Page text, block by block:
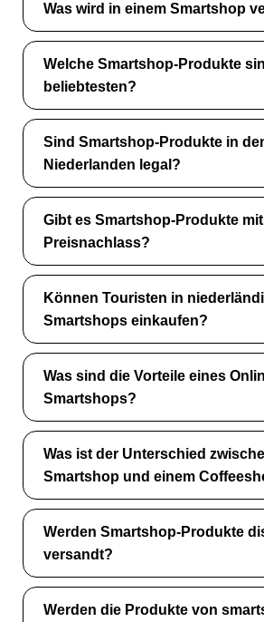
Was wird in einem Smartshop
Welche Smartshop-Produkte
beliebtesten?
Sind Smartshop-Produkte in
Niederlanden legal?
Gibt es Smartshop-Produkte mit
Preisnachlass?
Können Touristen in
Smartshops einkaufen?
Was sind die Vorteile eines
Smartshops?
Was ist der Unterschied
Smartshop und einem
Werden Smartshop-Produkte
versandt?
Werden die Produkte von